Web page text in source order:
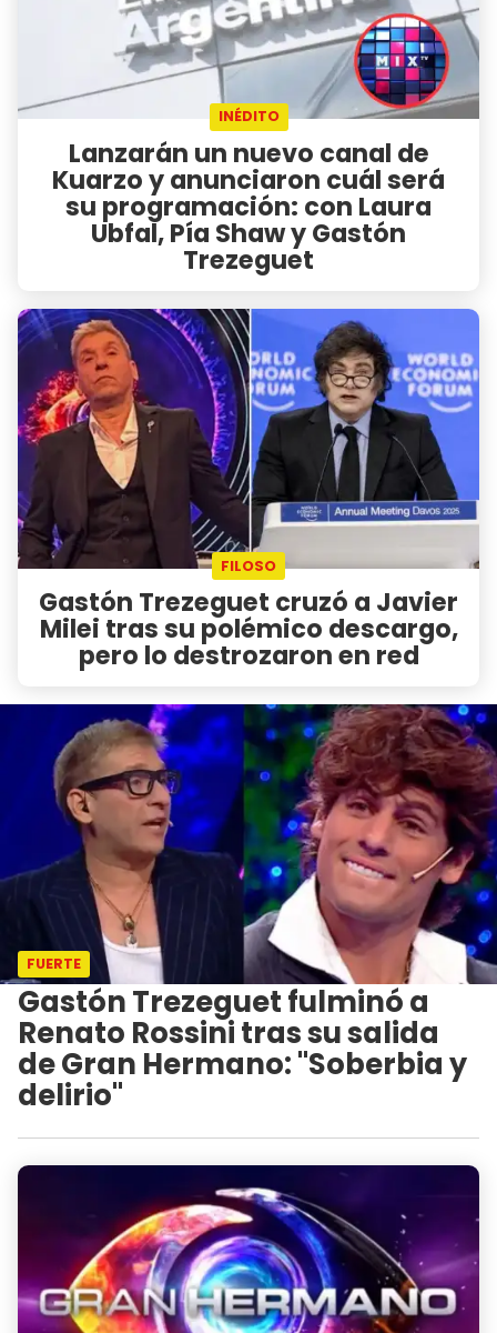
INÉDITO
Lanzarán un nuevo canal de
Kuarzo y anunciaron cuál será
su programación: con Laura
Ubfal, Pía Shaw y Gastón
Trezeguet
FILOSO
Gastón Trezeguet cruzó a Javier
Milei tras su polémico descargo,
pero lo destrozaron en red
FUERTE
Gastón Trezeguet fulminó a
Renato Rossini tras su salida
de Gran Hermano: "Soberbia y
delirio"